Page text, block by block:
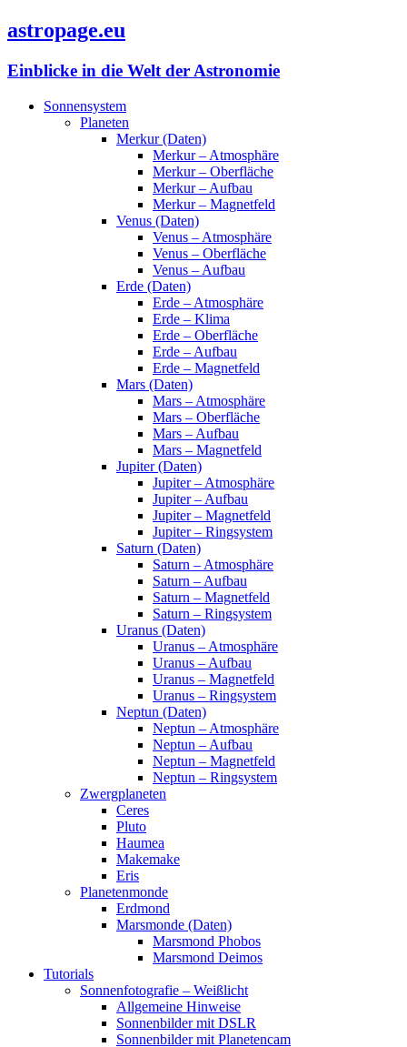
astropage.eu
Einblicke in die Welt der Astronomie
Sonnensystem
Planeten
Merkur (Daten)
Merkur – Atmosphäre
Merkur – Oberfläche
Merkur – Aufbau
Merkur – Magnetfeld
Venus (Daten)
Venus – Atmosphäre
Venus – Oberfläche
Venus – Aufbau
Erde (Daten)
Erde – Atmosphäre
Erde – Klima
Erde – Oberfläche
Erde – Aufbau
Erde – Magnetfeld
Mars (Daten)
Mars – Atmosphäre
Mars – Oberfläche
Mars – Aufbau
Mars – Magnetfeld
Jupiter (Daten)
Jupiter – Atmosphäre
Jupiter – Aufbau
Jupiter – Magnetfeld
Jupiter – Ringsystem
Saturn (Daten)
Saturn – Atmosphäre
Saturn – Aufbau
Saturn – Magnetfeld
Saturn – Ringsystem
Uranus (Daten)
Uranus – Atmosphäre
Uranus – Aufbau
Uranus – Magnetfeld
Uranus – Ringsystem
Neptun (Daten)
Neptun – Atmosphäre
Neptun – Aufbau
Neptun – Magnetfeld
Neptun – Ringsystem
Zwergplaneten
Ceres
Pluto
Haumea
Makemake
Eris
Planetenmonde
Erdmond
Marsmonde (Daten)
Marsmond Phobos
Marsmond Deimos
Tutorials
Sonnenfotografie – Weißlicht
Allgemeine Hinweise
Sonnenbilder mit DSLR
Sonnenbilder mit Planetencam